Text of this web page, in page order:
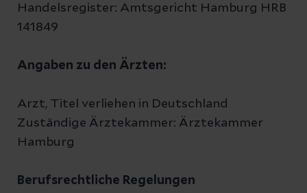
Handelsregister: Amtsgericht Hamburg HRB
141849
Angaben zu den Ärzten:
Arzt, Titel verliehen in Deutschland
Zuständige Ärztekammer: Ärztekammer
Hamburg
Berufsrechtliche Regelungen